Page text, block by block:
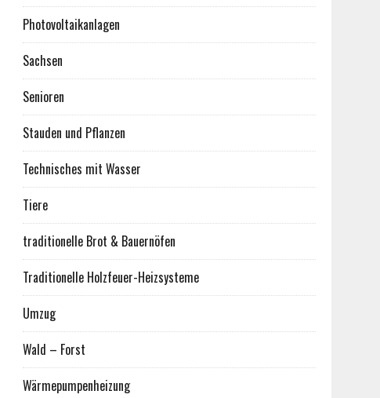
Photovoltaikanlagen
Sachsen
Senioren
Stauden und Pflanzen
Technisches mit Wasser
Tiere
traditionelle Brot & Bauernöfen
Traditionelle Holzfeuer-Heizsysteme
Umzug
Wald – Forst
Wärmepumpenheizung